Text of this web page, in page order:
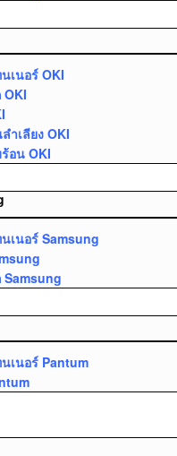
เนอร์ OKI
ำเลียง OKI
อน OKI
เนอร์ Samsung
เนอร์ Pantum